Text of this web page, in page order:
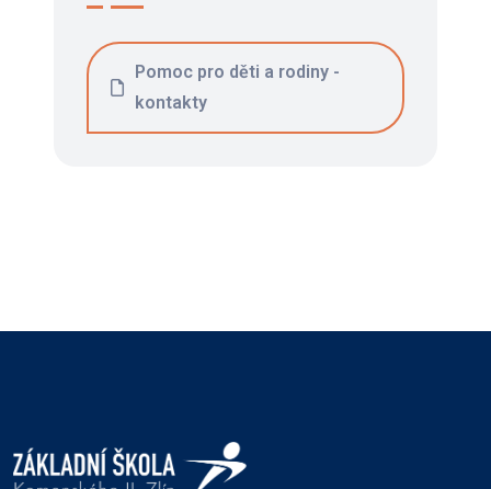
Pomoc pro děti a rodiny -
kontakty